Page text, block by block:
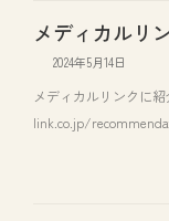
メディカルリ
2024年5月14日
メディカルリンクに
link.co.jp/